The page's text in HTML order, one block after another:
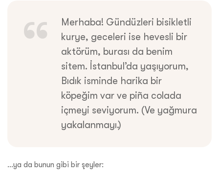
Merhaba! Gündüzleri bisikletli
kurye, geceleri ise hevesli bir
aktörüm, burası da benim
sitem. İstanbul’da yaşıyorum,
Bıdık isminde harika bir
köpeğim var ve piña colada
içmeyi seviyorum. (Ve yağmura
yakalanmayı.)
…ya da bunun gibi bir şeyler: